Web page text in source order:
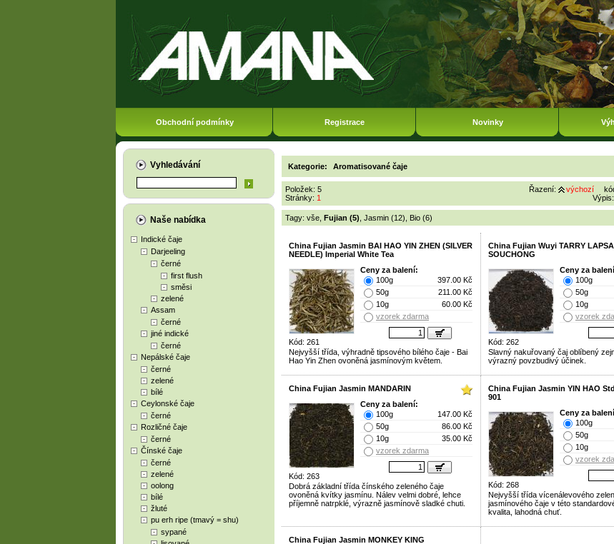
Obchodní podmínky Registrace Novinky
Vyhledávání
Naše nabídka
Indické čaje
Darjeeling
černé
first flush
směsi
zelené
Assam
černé
jiné indické
černé
Nepálské čaje
černé
zelené
bílé
Ceylonské čaje
černé
Rozličné čaje
černé
Čínské čaje
černé
zelené
oolong
bílé
žluté
pu erh ripe (tmavý = shu)
sypané
Kategorie: Aromatisované čaje
Řazení: výchozí
Výpis:
Položek: 5
Stránky: 1
Tagy: vše Fujian (5) Jasmin (12) Bio (6)
China Fujian Jasmin BAI HAO YIN ZHEN (SILVER
NEEDLE) Imperial White Tea
Kód: 261
Ceny za balení:
100g
397.00 Kč
50g
211.00 Kč
10g
60.00 Kč
vzorek zdarma
Nejvyšší třída, výhradně tipsového bílého čaje - Bai
Hao Yin Zhen ovoněná jasmínovým květem.
China Fujian Wuyi TARRY
SOUCHONG
Kód: 262
Ceny za
100g
50g
10g
vzorek
Slavný nakuřovaný čaj oblíbený
výrazný povzbudivý účinek.
China Fujian Jasmin MANDARIN
Kód: 263
Ceny za balení:
100g
147.00 Kč
50g
86.00 Kč
10g
35.00 Kč
vzorek zdarma
Dobrá základní třída čínského zeleného čaje
ovoněná kvítky jasmínu. Nálev velmi dobré, lehce
příjemně natrpklé, výrazně jasmínově sladké chuti.
China Fujian Jasmin YIN HAO
901
Kód: 268
Ceny za
100g
50g
10g
vzorek
Nejvyšší třída vícenálevového
jasmínového čaje v této
kvalita, lahodná chuť.
China Fujian Jasmin MONKEY KING